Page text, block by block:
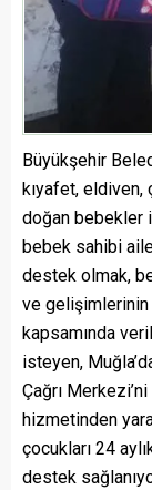
Büyükşehir
kıyafet,
doğan bebekler
bebek sahibi
destek olmak,
ve gelişimlerinin
kapsamında
isteyen,
Çağrı
hizmetinden
çocukları 24
destek